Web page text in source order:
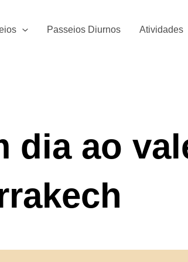
Passeios Diurnos Atividades
dia ao